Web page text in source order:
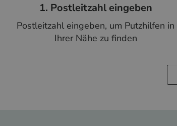
1. Postleitzahl eingeben
Postleitzahl eingeben, um Putzhilfen in
Ihrer Nähe zu finden